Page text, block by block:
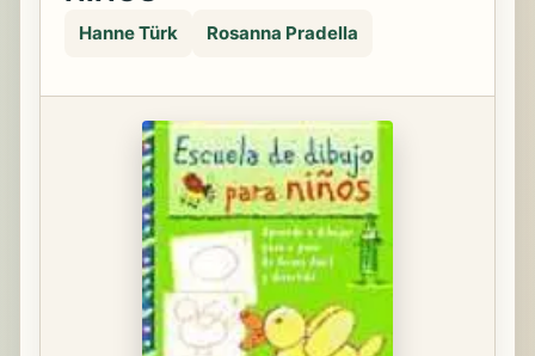
Hanne Türk Rosanna Pradella